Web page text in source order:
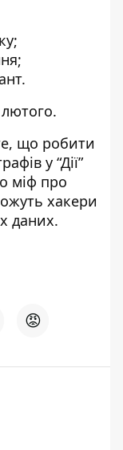
що робити
у “Дії”
міф про
хакери
даних.
😡